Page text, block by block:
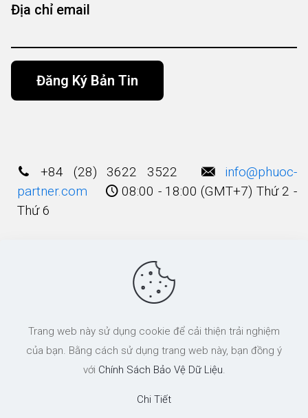
Địa chỉ email
+84 (28) 3622 3522
info@phuoc-
partner.com
08:00 - 18:00 (GMT+7) Thứ 2 -
Thứ 6
© 2003 - 2025 Bản quyền thuộc về Công Ty
Luật TNHH Phước và Các cộng Sự
Trang web này sử dụng cookie để cải thiện trải nghiệm
của bạn. Bằng cách sử dụng trang web này, bạn đồng ý
với Chính Sách Bảo Vệ Dữ Liệu.
Chi Tiết